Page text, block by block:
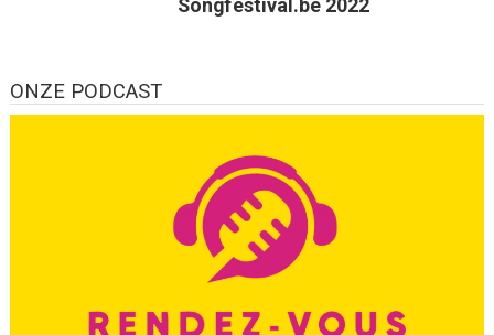
Songfestival.be 2022
ONZE PODCAST